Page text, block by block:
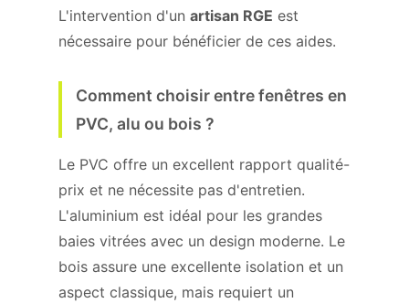
L'intervention d'un artisan RGE est
nécessaire pour bénéficier de ces aides.
Comment choisir entre fenêtres en
PVC, alu ou bois ?
Le PVC offre un excellent rapport qualité-
prix et ne nécessite pas d'entretien.
L'aluminium est idéal pour les grandes
baies vitrées avec un design moderne. Le
bois assure une excellente isolation et un
aspect classique, mais requiert un